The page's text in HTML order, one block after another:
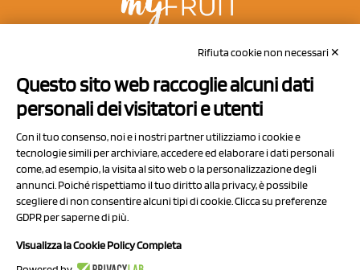
NCX Drahorad srl
Via Prov.le Sassuolo Vignola 315/1
41057 Spilamberto (MO)
Italy
P.I/C.F. 01041460369
REA: MO 208553
Capitale sociale Euro 50.000,00 i.v.
Rifiuta cookie non necessari ✕
Questo sito web raccoglie alcuni dati
personali dei visitatori e utenti
Con il tuo consenso, noi e i nostri partner utilizziamo i cookie e
tecnologie simili per archiviare, accedere ed elaborare i dati personali
come, ad esempio, la visita al sito web o la personalizzazione degli
annunci. Poiché rispettiamo il tuo diritto alla privacy, è possibile
scegliere di non consentire alcuni tipi di cookie. Clicca su preferenze
GDPR per saperne di più.
Visualizza la Cookie Policy Completa